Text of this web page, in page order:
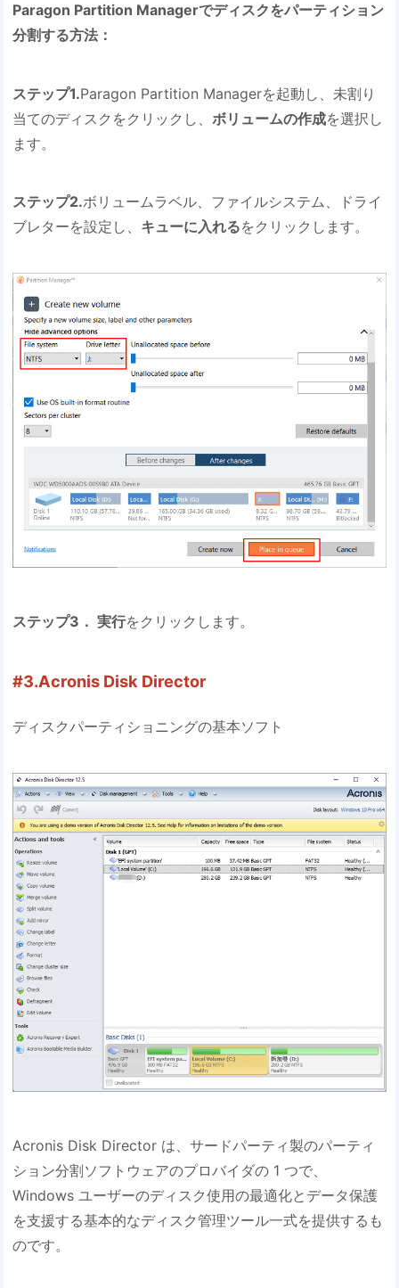
Paragon Partition Managerでディスクをパーティション
分割する方法：
ステップ1.Paragon Partition Managerを起動し、未割り
当てのディスクをクリックし、ボリュームの作成を選択し
ます。
ステップ2.ボリュームラベル、ファイルシステム、ドライ
ブレターを設定し、 キューに入れるをクリックします。
ステップ3． 実行をクリックします。
#3.Acronis Disk Director
ディスクパーティショニングの基本ソフト
Acronis Disk Director は、サードパーティ製のパーティ
ション分割ソフトウェアのプロバイダの 1 つで、
Windows ユーザーのディスク使用の最適化とデータ保護
を支援する基本的なディスク管理ツール一式を提供するも
のです。